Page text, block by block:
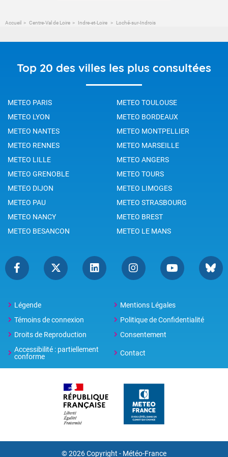
Accueil Centre-Val de Loire Indre-et-Loire Loché-sur-Indrois
Top 20 des villes les plus consultées
METEO PARIS
METEO TOULOUSE
METEO LYON
METEO BORDEAUX
METEO NANTES
METEO MONTPELLIER
METEO RENNES
METEO MARSEILLE
METEO LILLE
METEO ANGERS
METEO GRENOBLE
METEO TOURS
METEO DIJON
METEO LIMOGES
METEO PAU
METEO STRASBOURG
METEO NANCY
METEO BREST
METEO BESANCON
METEO LE MANS
Légende
Mentions Légales
Témoins de connexion
Politique de Confidentialité
Droits de Reproduction
Consentement
Accessibilité : partiellement
conforme
Contact
© 2026 Copyright - Météo-France